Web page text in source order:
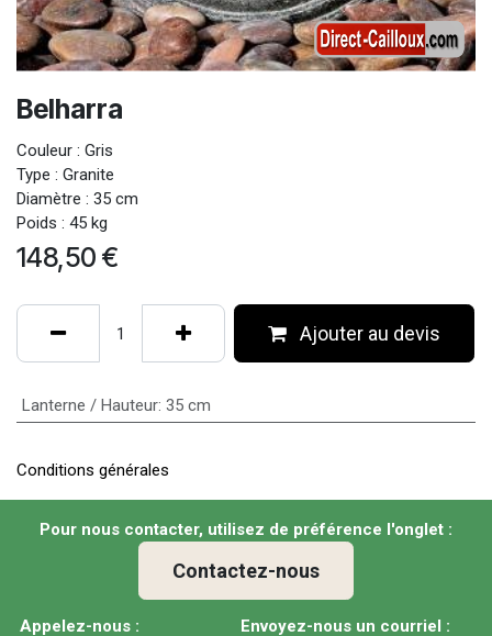
Belharra
Couleur : Gris
Type : Granite
Diamètre : 35 cm
Poids : 45 kg
148,50 €
Ajouter au devis
Lanterne / Hauteur: 35 cm
Conditions générales
Pour nous contacter, utilisez de préférence l'onglet :
Contactez-nous
Appelez-nous : Envoyez-nous un courriel :